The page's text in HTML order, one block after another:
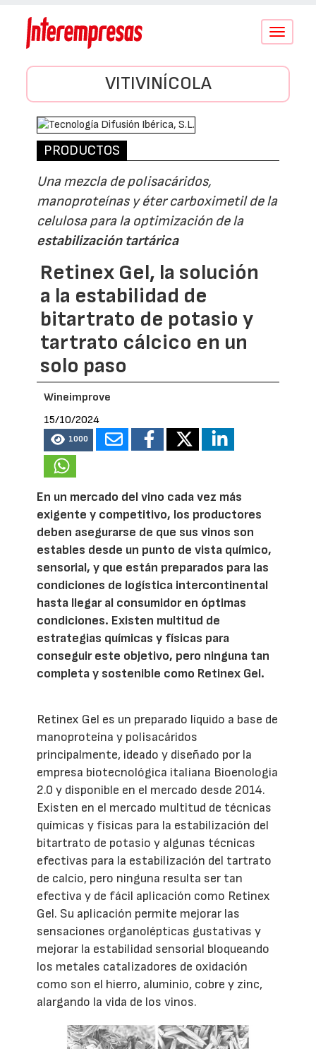
Conmutar
VITIVINÍCOLA
PRODUCTOS
Una mezcla de polisacáridos,
manoproteínas y éter carboximetil de la
celulosa para la optimización de la
estabilización tartárica
Retinex Gel, la solución
a la estabilidad de
bitartrato de potasio y
tartrato cálcico en un
solo paso
Wineimprove
15/10/2024
1000
En un mercado del vino cada vez más
exigente y competitivo, los productores
deben asegurarse de que sus vinos son
estables desde un punto de vista químico,
sensorial, y que están preparados para las
condiciones de logística intercontinental
hasta llegar al consumidor en óptimas
condiciones. Existen multitud de
estrategias químicas y físicas para
conseguir este objetivo, pero ninguna tan
completa y sostenible como Retinex Gel.
Retinex Gel es un preparado líquido a base de
manoproteína y polisacáridos
principalmente, ideado y diseñado por la
empresa biotecnológica italiana Bioenologia
2.0 y disponible en el mercado desde 2014.
Existen en el mercado multitud de técnicas
químicas y físicas para la estabilización del
bitartrato de potasio y algunas técnicas
efectivas para la estabilización del tartrato
de calcio, pero ninguna resulta ser tan
efectiva y de fácil aplicación como Retinex
Gel. Su aplicación permite mejorar las
sensaciones organolépticas gustativas y
mejorar la estabilidad sensorial bloqueando
los metales catalizadores de oxidación
como son el hierro, aluminio, cobre y zinc,
alargando la vida de los vinos.